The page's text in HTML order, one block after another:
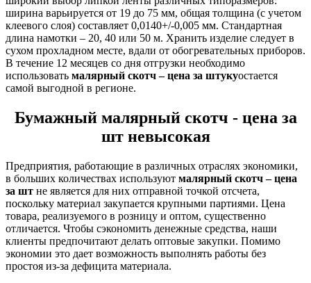
ширина варьируется от 19 до 75 мм, общая толщина (с учетом
клеевого слоя) составляет 0,0140+/-0,005 мм. Стандартная
длина намотки – 20, 40 или 50 м. Хранить изделие следует в
сухом прохладном месте, вдали от обогревательных приборов.
В течение 12 месяцев со дня отгрузки необходимо
использовать малярный скотч – цена за штукуостается
самой выгодной в регионе.
Бумажный малярный скотч - цена за
шт невысокая
Предприятия, работающие в различных отраслях экономики,
в больших количествах используют малярный скотч – цена
за шт не является для них отправной точкой отсчета,
поскольку материал закупается крупными партиями. Цена
товара, реализуемого в розницу и оптом, существенно
отличается. Чтобы сэкономить денежные средства, наши
клиенты предпочитают делать оптовые закупки. Помимо
экономии это дает возможность выполнять работы без
простоя из-за дефицита материала.